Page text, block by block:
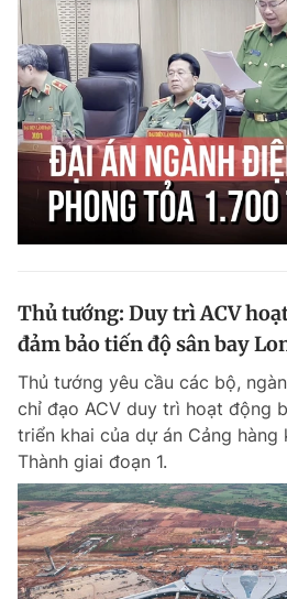
Thủ tướng: Duy trì ACV
đảm bảo tiến độ sân bay
Thủ tướng yêu cầu các bộ,
chỉ đạo ACV duy trì hoạt động
triển khai của dự án Cảng
Thành giai đoạn 1.